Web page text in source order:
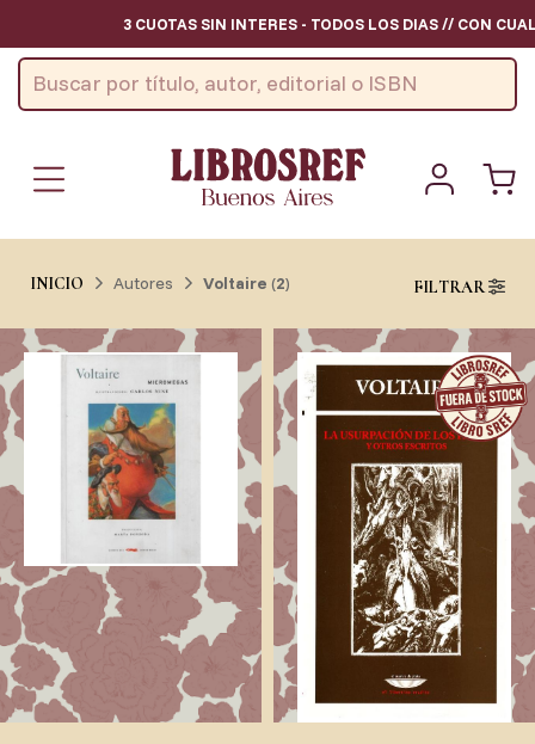
3 CUOTAS SIN INTERES - TODOS LOS DIAS // CON
FILTRAR
INICIO Autores Voltaire (2)